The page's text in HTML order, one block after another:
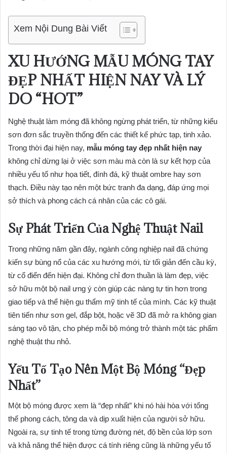
Xem Nội Dung Bài Viết
XU HƯỚNGMẪU MÓNG TAY
ĐẸP NHẤT HIỆN NAYVÀ LÝ
DO “HOT”
Nghệ thuật làm móng đã không ngừng phát triển, từ những kiểu
sơn đơn sắc truyền thống đến các thiết kế phức tạp, tinh xảo.
Trong thời đại hiện nay, mẫu móng tay đẹp nhất hiện nay
không chỉ dừng lại ở việc sơn màu mà còn là sự kết hợp của
nhiều yếu tố như họa tiết, đính đá, kỹ thuật ombre hay sơn
thạch. Điều này tạo nên một bức tranh đa dạng, đáp ứng mọi
sở thích và phong cách cá nhân của các cô gái.
Sự Phát Triển Của Nghệ Thuật Nail
Trong những năm gần đây, ngành công nghiệp nail đã chứng
kiến sự bùng nổ của các xu hướng mới, từ tối giản đến cầu kỳ,
từ cổ điển đến hiện đại. Không chỉ đơn thuần là làm đẹp, việc
sở hữu một bộ nail ưng ý còn giúp các nàng tự tin hơn trong
giao tiếp và thể hiện gu thẩm mỹ tinh tế của mình. Các kỹ thuật
tiên tiến như sơn gel, đắp bột, hoặc vẽ 3D đã mở ra không gian
sáng tạo vô tận, cho phép mỗi bộ móng trở thành một tác phẩm
nghệ thuật thu nhỏ.
Yếu Tố Tạo Nên Một Bộ Móng “Đẹp
Nhất”
Một bộ móng được xem là “đẹp nhất” khi nó hài hòa với tổng
thể phong cách, tông da và dịp xuất hiện của người sở hữu.
Ngoài ra, sự tinh tế trong từng đường nét, độ bền của lớp sơn
và khả năng thể hiện được cá tính riêng cũng là những yếu tố